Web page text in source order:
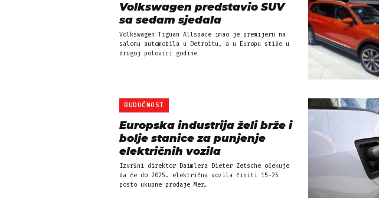
Volkswagen predstavio SUV
sa sedam sjedala
Volkswagen Tiguan Allspace imao je premijeru na
salonu automobila u Detroitu, a u Europu stiže u
drugoj polovici godine
BUDUĆNOST
Europska industrija želi brže i
bolje stanice za punjenje
električnih vozila
Izvršni direktor Daimlera Dieter Zetsche očekuje
da će do 2025. električna vozila činiti 15-25
posto ukupne prodaje Mer…